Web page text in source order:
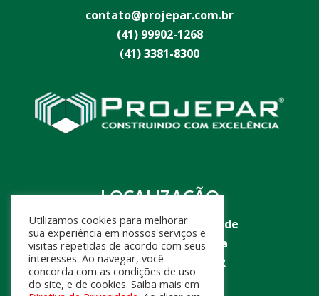
contato@projepar.com.br
(41) 99902-1268
(41) 3381-8300
LOCALIZAÇÃO
Rua Thomáz Carmeliano de
Miranda, 999 Jd. Itatiaia
São José dos Pinhais-PR
Utilizamos cookies para melhorar
sua experiência em nossos serviços e
visitas repetidas de acordo com seus
interesses. Ao navegar, você
concorda com as condições de uso
do site, e de cookies. Saiba mais em